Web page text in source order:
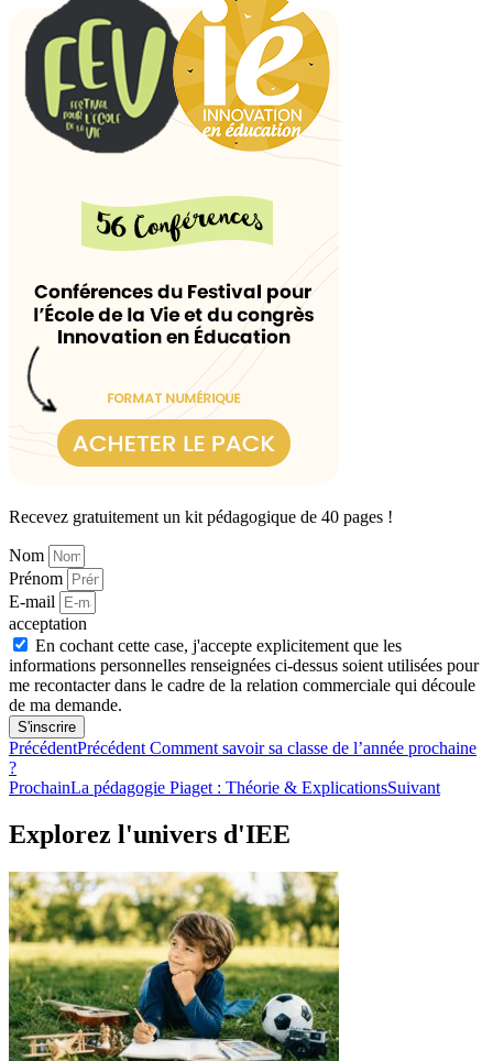
Recevez gratuitement un kit pédagogique de 40 pages !
Nom
Prénom
E-mail
acceptation
En cochant cette case, j'accepte explicitement que les
informations personnelles renseignées ci-dessus soient utilisées pour
me recontacter dans le cadre de la relation commerciale qui découle
de ma demande.
S'inscrire
PrécédentPrécédent Comment savoir sa classe de l’année prochaine
?
ProchainLa pédagogie Piaget : Théorie & ExplicationsSuivant
Explorez l'univers d'IEE